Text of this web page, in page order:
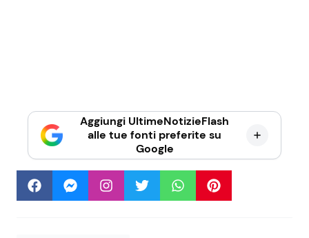
Aggiungi UltimeNotizieFlash
alle tue fonti preferite su
Google